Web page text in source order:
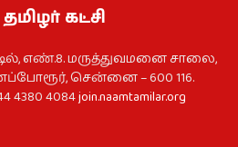
கட்சி
எண்.8. மருத்துவமனை சாலை,
சென்னை – 600 116.
4380 4084join.naamtamilar.org